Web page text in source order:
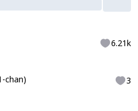
6.21k
chan) 3